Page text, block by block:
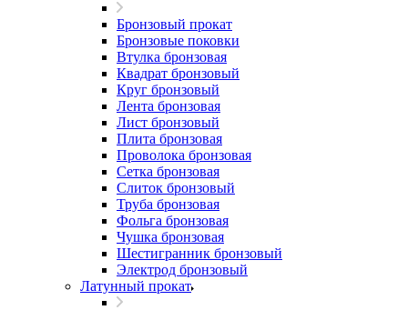
Бронзовый прокат
Бронзовые поковки
Втулка бронзовая
Квадрат бронзовый
Круг бронзовый
Лента бронзовая
Лист бронзовый
Плита бронзовая
Проволока бронзовая
Сетка бронзовая
Слиток бронзовый
Труба бронзовая
Фольга бронзовая
Чушка бронзовая
Шестигранник бронзовый
Электрод бронзовый
Латунный прокат